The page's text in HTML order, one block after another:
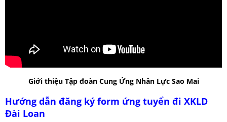
Giới thiệu Tập đoàn Cung Ứng Nhân Lực Sao Mai
Hướng dẫn đăng ký form ứng tuyển đi XKLD
Đài Loan